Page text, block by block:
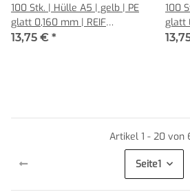
100 Stk. | Hülle A5 | gelb | PE
glatt 0,160 mm | REIF
Hamburg
13,75 € *
100
glatt
Artikel 1 - 20 von
Seite1